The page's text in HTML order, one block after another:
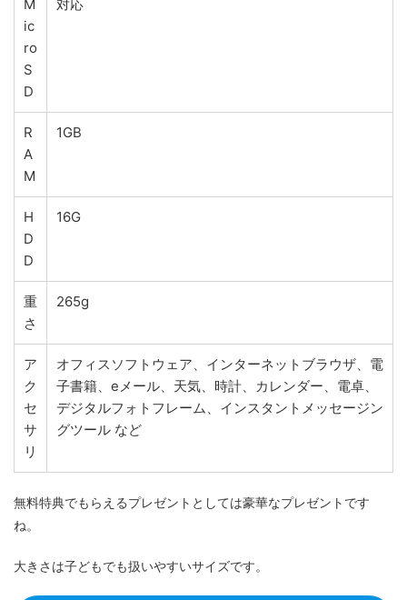
M
ic
ro
S
D
対応
R
A
M
1GB
H
D
D
16G
重
さ
265g
ア
ク
セ
サ
リ
オフィスソフトウェア、インターネットブラウザ、電
子書籍、eメール、天気、時計、カレンダー、電卓、
デジタルフォトフレーム、インスタントメッセージン
グツール など
無料特典でもらえるプレゼントとしては豪華なプレゼントです
ね。
大きさは子どもでも扱いやすいサイズです。